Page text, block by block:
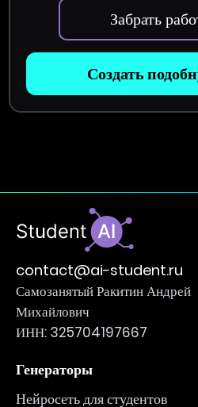
Забрать
Создать
contact@ai-student.ru
Самозанятый Ракитин Андрей
Михайлович
ИНН: 325704197667
Генераторы
Нейросеть для студентов